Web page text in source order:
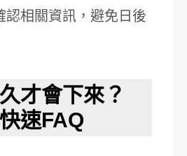
認相關資訊，避免日後
才會下來？
速FAQ